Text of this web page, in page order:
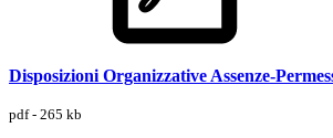
Disposizioni Organizzative Assenze-
pdf - 265 kb